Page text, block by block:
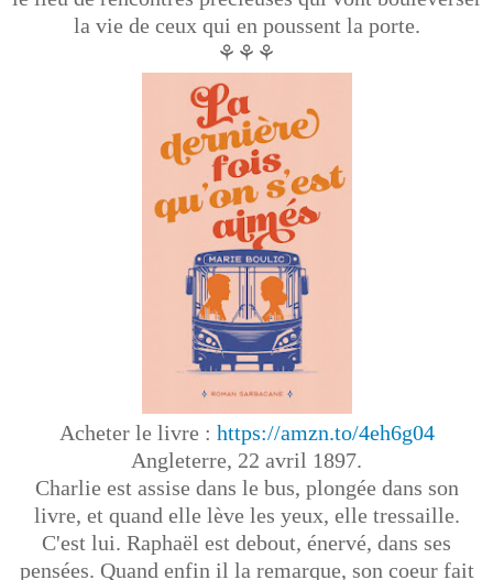
la vie de ceux qui en poussent la porte.
⚘⚘⚘
Acheter le livre : https://amzn.to/4eh6g04
Angleterre, 22 avril 1897.
Charlie est assise dans le bus, plongée dans son
livre, et quand elle lève les yeux, elle tressaille.
C'est lui. Raphaël est debout, énervé, dans ses
pensées. Quand enfin il la remarque, son coeur fait